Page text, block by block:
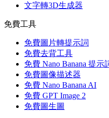
文字轉3D生成器
免費工具
免費圖片轉提示詞
免費去背工具
免費 Nano Banana 提示
免費圖像描述器
免費 Nano Banana AI
免費 GPT Image 2
免費圖生圖